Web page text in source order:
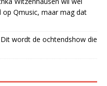
Qmusic, maar mag dat
wordt de ochtendshow die